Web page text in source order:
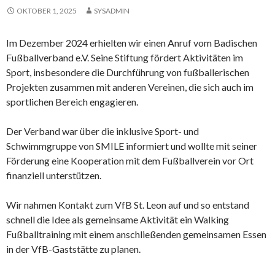
OKTOBER 1, 2025 SYSADMIN
Im Dezember 2024 erhielten wir einen Anruf vom Badischen
Fußballverband e.V. Seine Stiftung fördert Aktivitäten im
Sport, insbesondere die Durchführung von fußballerischen
Projekten zusammen mit anderen Vereinen, die sich auch im
sportlichen Bereich engagieren.
Der Verband war über die inklusive Sport- und
Schwimmgruppe von SMILE informiert und wollte mit seiner
Förderung eine Kooperation mit dem Fußballverein vor Ort
finanziell unterstützen.
Wir nahmen Kontakt zum VfB St. Leon auf und so entstand
schnell die Idee als gemeinsame Aktivität ein Walking
Fußballtraining mit einem anschließenden gemeinsamen Essen
in der VfB-Gaststätte zu planen.